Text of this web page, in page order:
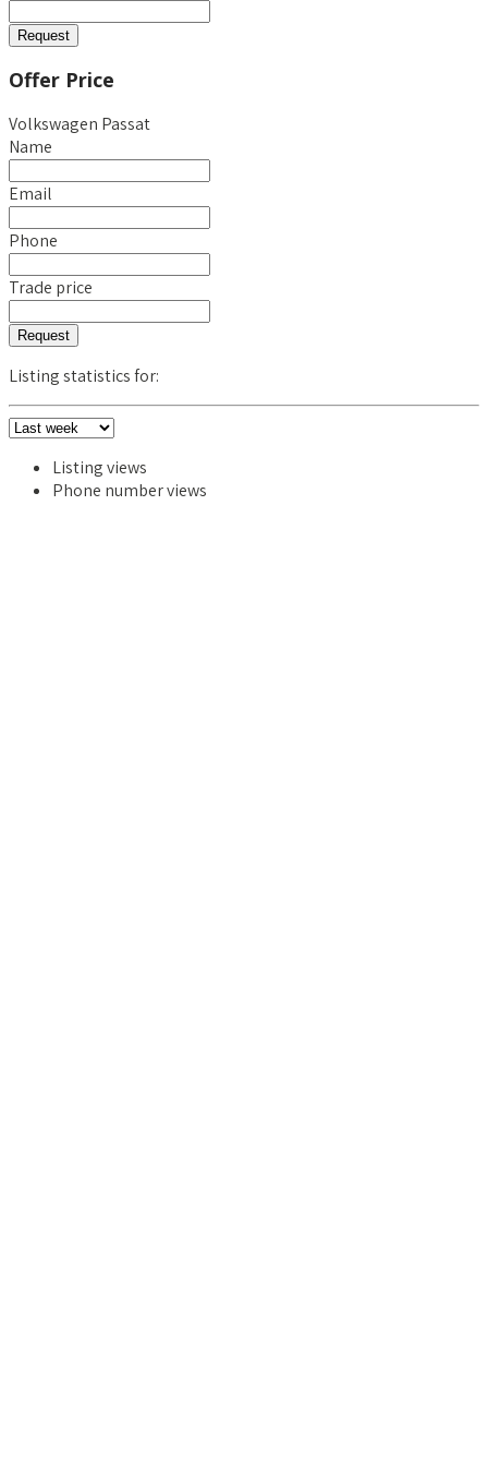
Request
Offer Price
Volkswagen Passat
Name
Email
Phone
Trade price
Request
Listing statistics for:
Listing views
Phone number views